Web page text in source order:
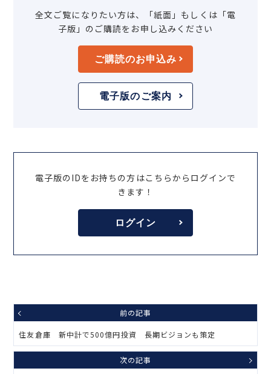
全文ご覧になりたい方は、「紙面」もしくは「電
子版」のご購読をお申し込みください
ご購読のお申込み
電子版のご案内
電子版のIDをお持ちの方はこちらからログインで
きます！
ログイン
前の記事
住友倉庫 新中計で500億円投資 長期ビジョンも策定
次の記事